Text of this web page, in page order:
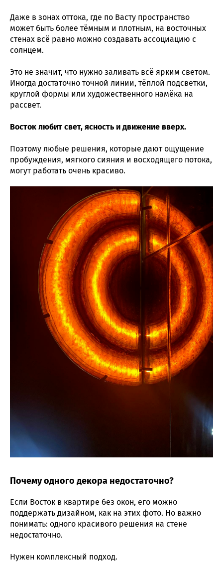
Даже в зонах оттока, где по Васту пространство
может быть более тёмным и плотным, на восточных
стенах всё равно можно создавать ассоциацию с
солнцем.
Это не значит, что нужно заливать всё ярким светом.
Иногда достаточно точной линии, тёплой подсветки,
круглой формы или художественного намёка на
рассвет.
Восток любит свет, ясность и движение вверх.
Поэтому любые решения, которые дают ощущение
пробуждения, мягкого сияния и восходящего потока,
могут работать очень красиво.
Почему одного декора недостаточно?
Если Восток в квартире без окон, его можно
поддержать дизайном, как на этих фото. Но важно
понимать: одного красивого решения на стене
недостаточно.
Нужен комплексный подход.